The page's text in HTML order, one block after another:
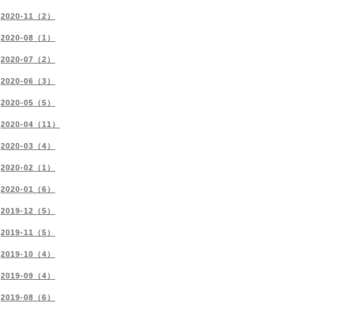
2020-11（2）
2020-08（1）
2020-07（2）
2020-06（3）
2020-05（5）
2020-04（11）
2020-03（4）
2020-02（1）
2020-01（6）
2019-12（5）
2019-11（5）
2019-10（4）
2019-09（4）
2019-08（6）